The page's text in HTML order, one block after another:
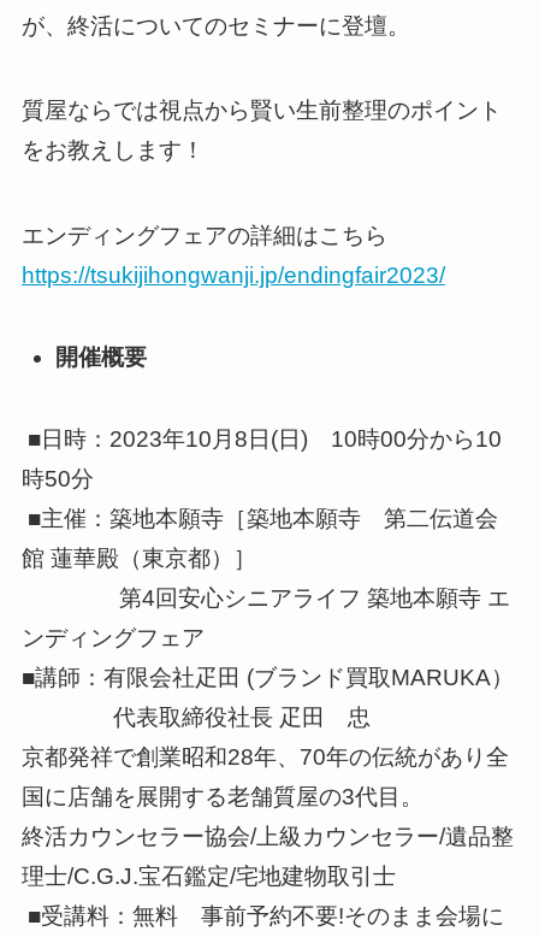
が、終活についてのセミナーに登壇。
質屋ならでは視点から賢い生前整理のポイント
をお教えします！
エンディングフェアの詳細はこちら
https://tsukijihongwanji.jp/endingfair2023/
開催概要
■日時：2023年10月8日(日) 10時00分から10
時50分
■主催：築地本願寺［築地本願寺 第二伝道会
館 蓮華殿（東京都）］
第4回安心シニアライフ 築地本願寺 エ
ンディングフェア
■講師：有限会社疋田 (ブランド買取MARUKA）
代表取締役社長 疋田 忠
京都発祥で創業昭和28年、70年の伝統があり全
国に店舗を展開する老舗質屋の3代目。
終活カウンセラー協会/上級カウンセラー/遺品整
理士/C.G.J.宝石鑑定/宅地建物取引士
■受講料：無料 事前予約不要!そのまま会場に